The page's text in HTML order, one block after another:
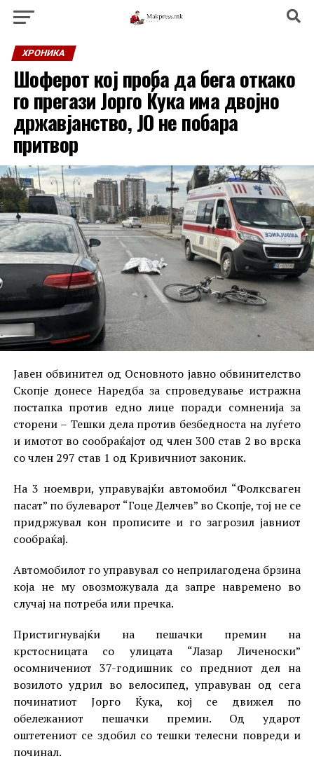
ХРОНИКА
Шоферот кој проба да бега откако
го прегази Јорго Ќука има двојно
државјанство, ЈО не побара
притвор
Јавен обвинител од Основното јавно обвинителство
Скопје донесе Наредба за спроведување истражна
постапка против едно лице поради сомненија за
сторени – Тешки дела против безбедноста на луѓето
и имотот во сообраќајот од член 300 став 2 во врска
со член 297 став 1 од Кривичниот законик.
На 3 ноември, управувајќи автомобил “Фолксваген
пасат” по булеварот “Гоце Делчев” во Скопје, тој не се
придржувал кон прописите и го загрозил јавниот
сообраќај.
Автомобилот го управувал со неприлагодена брзина
која не му овозможувала да запре навремено во
случај на потреба или пречка.
Пристигнувајќи на пешачки премин на
крстосницата со улицата “Лазар Личеноски”
осомничениот 37-годишник со предниот дел на
возилото удрил во велосипед, управуван од сега
починатиот Јорго Ќука, кој се движел по
обележаниот пешачки премин. Од ударот
оштетениот се здобил со тешки телесни повреди и
починал.